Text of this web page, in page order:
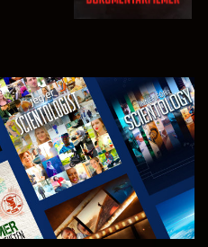
UTFORSK
SERIEN